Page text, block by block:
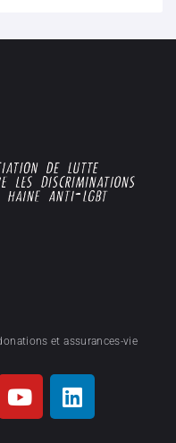
et assurances-vie